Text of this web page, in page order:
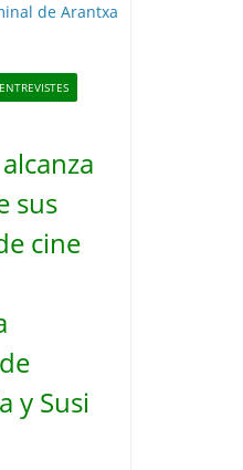
ENTREVISTES
sus
cine
y Susi